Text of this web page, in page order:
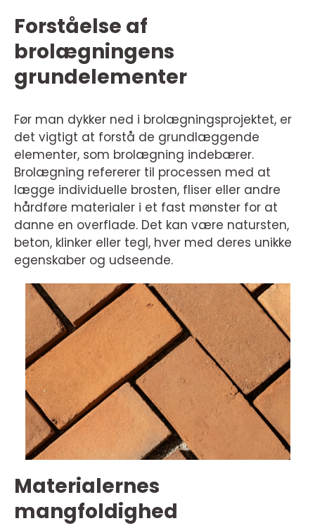
Forståelse af
brolægningens
grundelementer
Før man dykker ned i brolægningsprojektet, er
det vigtigt at forstå de grundlæggende
elementer, som brolægning indebærer.
Brolægning refererer til processen med at
lægge individuelle brosten, fliser eller andre
hårdføre materialer i et fast mønster for at
danne en overflade. Det kan være natursten,
beton, klinker eller tegl, hver med deres unikke
egenskaber og udseende.
Materialernes
mangfoldighed